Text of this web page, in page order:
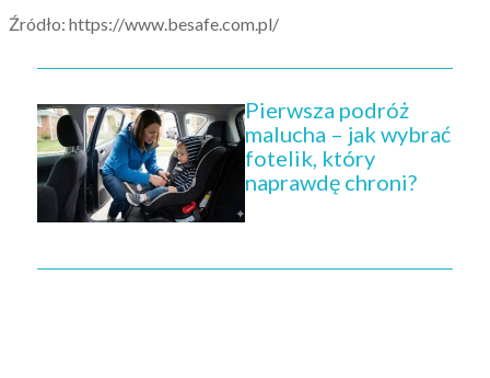
Źródło: https://www.besafe.com.pl/
Pierwsza podróż
malucha – jak wybrać
fotelik, który
naprawdę chroni?